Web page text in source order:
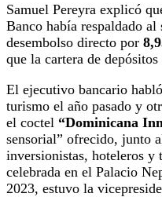
Samuel Pereyra explicó
Banco había respaldado
desembolso directo por
que la cartera de
El ejecutivo bancario
turismo el año pasado y
el coctel “Dominicana
sensorial” ofrecido, junto
inversionistas, hoteleros y
celebrada en el Palacio
2023, estuvo la